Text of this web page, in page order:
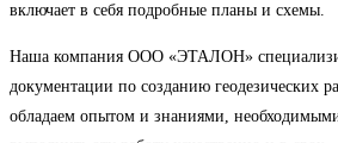
включает в себя подробные планы и схемы.
Наша компания ООО «ЭТАЛОН»
документации по созданию геодезических
обладаем опытом и знаниями,